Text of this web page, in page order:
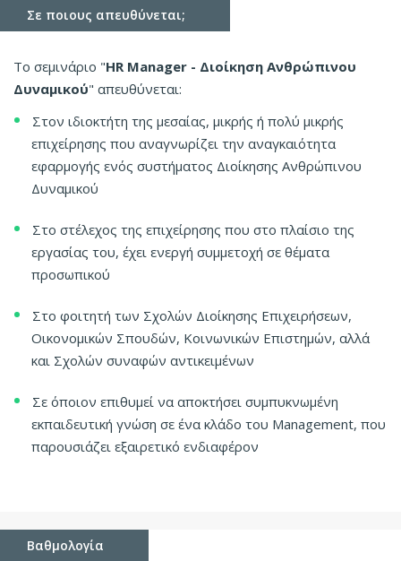
Σε ποιους απευθύνεται;
Το σεμινάριο "HR Manager - Διοίκηση Ανθρώπινου
Δυναμικού" απευθύνεται:
Στον ιδιοκτήτη της μεσαίας, μικρής ή πολύ μικρής
επιχείρησης που αναγνωρίζει την αναγκαιότητα
εφαρμογής ενός συστήματος Διοίκησης Ανθρώπινου
Δυναμικού
Στο στέλεχος της επιχείρησης που στο πλαίσιο της
εργασίας του, έχει ενεργή συμμετοχή σε θέματα
προσωπικού
Στο φοιτητή των Σχολών Διοίκησης Επιχειρήσεων,
Οικονομικών Σπουδών, Κοινωνικών Επιστημών, αλλά
και Σχολών συναφών αντικειμένων
Σε όποιον επιθυμεί να αποκτήσει συμπυκνωμένη
εκπαιδευτική γνώση σε ένα κλάδο του Management, που
παρουσιάζει εξαιρετικό ενδιαφέρον
Βαθμολογία